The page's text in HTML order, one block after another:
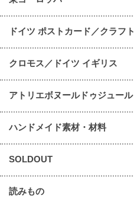
ドイツ ポストカード／クラフト
クロモス／ドイツ イギリス
アトリエボヌールドゥジュール
ハンドメイド素材・材料
SOLDOUT
読みもの